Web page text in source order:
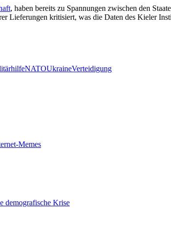
, haben bereits zu Spannungen zwischen den
Lieferungen kritisiert, was die Daten des Kieler
NATOUkraineVerteidigung
Memes
demografische Krise